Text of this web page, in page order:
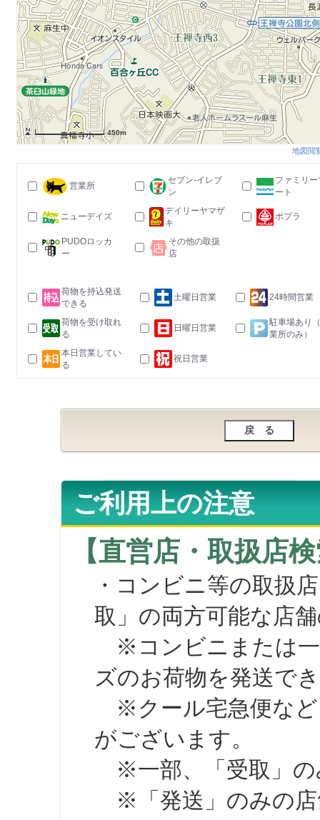
450m
地図閲
営業所
セブン-イレブ
ン
ファミリー
ート
ニューデイズ
デイリーヤマザ
キ
ポプラ
PUDOロッカ
ー
その他の取扱
店
荷物を持込発送
できる
土曜日営業 24時間営業
荷物を受け取れ
る
日曜日営業
駐車場あり
業所のみ）
本日営業してい
る
祝日営業
ご利用上の注意
【直営店・取扱店
・コンビニ等の取扱
取」の両方可能な店
※コンビニまたは一
ズのお荷物を発送で
※クール宅急便など
がございます。
※一部、「受取」の
※「発送」のみの店